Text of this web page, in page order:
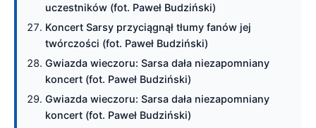
uczestników (fot. Paweł Budziński)
Koncert Sarsy przyciągnął tłumy fanów jej
twórczości (fot. Paweł Budziński)
Gwiazda wieczoru: Sarsa dała niezapomniany
koncert (fot. Paweł Budziński)
Gwiazda wieczoru: Sarsa dała niezapomniany
koncert (fot. Paweł Budziński)